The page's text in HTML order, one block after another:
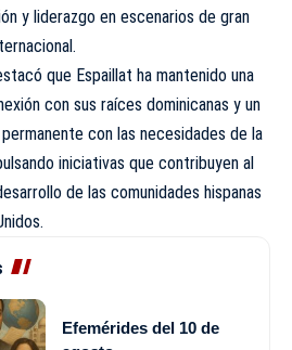
y liderazgo en escenarios de gran
que Espaillat ha mantenido una
con sus raíces dominicanas y un
con las necesidades de la
iniciativas que contribuyen al
de las comunidades hispanas
Efemérides del 10 de